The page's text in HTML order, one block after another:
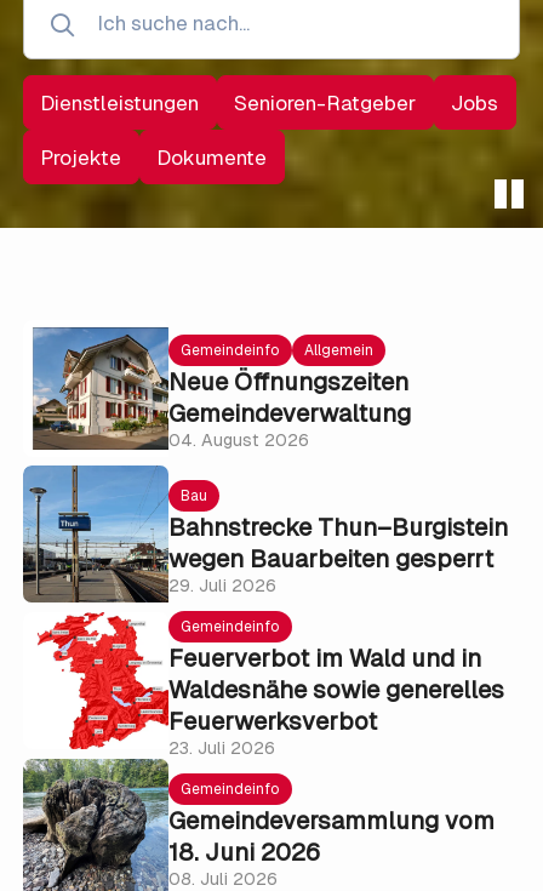
Dienstleistungen Senioren-Ratgeber Jobs
Projekte Dokumente
Gemeindeinfo Allgemein
Neue Öffnungszeiten
Gemeindeverwaltung
04. August 2026
Bau
Bahnstrecke Thun–Burgistein
wegen Bauarbeiten gesperrt
29. Juli 2026
Gemeindeinfo
Feuerverbot im Wald und in
Waldesnähe sowie generelles
Feuerwerksverbot
23. Juli 2026
Gemeindeinfo
Gemeindeversammlung vom
18. Juni 2026
08. Juli 2026